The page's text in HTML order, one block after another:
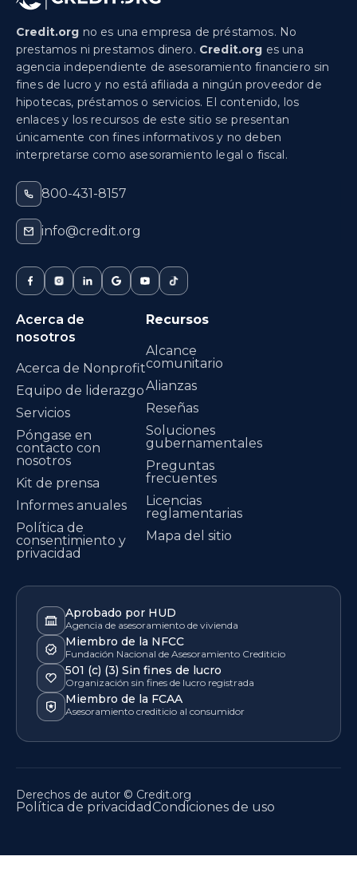
Credit.org no es una empresa de préstamos. No
prestamos ni prestamos dinero. Credit.org es una
agencia independiente de asesoramiento financiero sin
fines de lucro y no está afiliada a ningún proveedor de
hipotecas, préstamos o servicios. El contenido, los
enlaces y los recursos de este sitio se presentan
únicamente con fines informativos y no deben
interpretarse como asesoramiento legal o fiscal.
800-431-8157
info@credit.org
Acerca de
nosotros
Acerca de Nonprofit
Equipo de liderazgo
Servicios
Póngase en
contacto con
nosotros
Kit de prensa
Informes anuales
Política de
consentimiento y
privacidad
Recursos
Alcance
comunitario
Alianzas
Reseñas
Soluciones
gubernamentales
Preguntas
frecuentes
Licencias
reglamentarias
Mapa del sitio
Aprobado por HUD
Agencia de asesoramiento de vivienda
Miembro de la NFCC
Fundación Nacional de Asesoramiento Crediticio
501 (c) (3) Sin fines de lucro
Organización sin fines de lucro registrada
Miembro de la FCAA
Asesoramiento crediticio al consumidor
Derechos de autor © Credit.org
Política de privacidadCondiciones de uso